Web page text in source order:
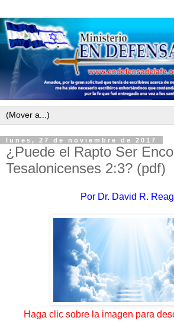
lunes, 27 de noviembre de 2017
¿Puede el Rapto Ser
Tesalonicenses 2:3? (pdf)
Por Dr. David R.
Haga clic sobre la imagen para